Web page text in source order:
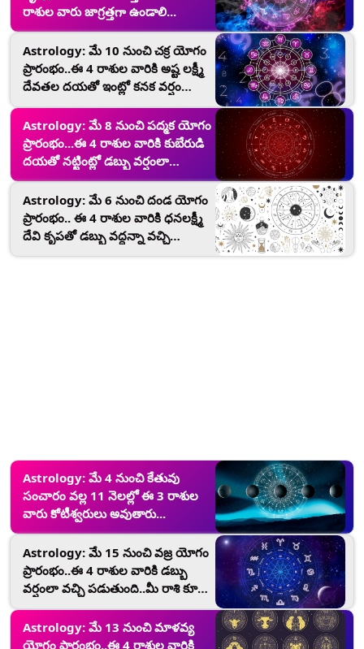
రాశుల వారు జాగ్రత్తగా ఉండాలి...
Astrology: మే 10 నుంచి చక్ర యోగం
ప్రారంభం..ఈ 4 రాశుల వారికి అష్ట లక్ష్మీ
దేవతల దయతో ఇంట్లో కనక వర్షం
కురుస్తుంది..డబ్బు వరదలా వచ్చి
పడుతుంది.
Astrology: మే 8 నుంచి పద్మక యోగం
ప్రారంభం...ఈ 4 రాశుల వారికి కుబేరుడి
దయతో నట్టింట్లో డబ్బు వర్షంలా
కురుస్తుంది..ఆస్తులు అమాంతం
పెరుగుతాయి
Astrology: మే 6 నుంచి దండ యోగం
ప్రారంభం.. ఈ 4 రాశుల వారికి ధనలక్ష్మీ
దేవి కృపతో డబ్బు వద్దన్నా వచ్చి
Astrology: మే 4 నుంచి కేతువు
సంచారం వల్ల 11 నెలల్లో ఈ 3 రాశుల
వారు కోటీశ్వరులు అవుతారు...
Astrology: మే 15 నుంచి వజ్ర యోగం
ప్రారంభం..ఈ 4 రాశుల వారికి డబ్బు
వర్షంలా వచ్చి పడుతుంది..మీ రాశి కూడా
అందులో ఉందేమో చెక్ చేసుకోండి..
Astrology: మే 13 నుంచి మాళవ్య
యోగం ప్రారంభం..ఈ 4 రాశుల వారికి